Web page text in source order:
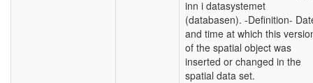
inn i datasystemet
(databasen). -Definition-
and time at which this
of the spatial object was
inserted or changed in the
spatial data set.